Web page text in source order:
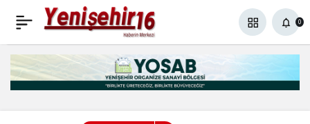
0
‘Bursa Uluslararası Spor
Festivali’ tüm hızıyla
sürüyor
0 Paylaş